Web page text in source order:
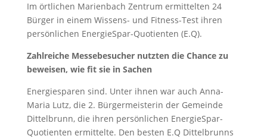
Im örtlichen Marienbach Zentrum ermittelten 24
Bürger in einem Wissens- und Fitness-Test ihren
persönlichen EnergieSpar-Quotienten (E.Q).
Zahlreiche Messebesucher nutzten die Chance zu
beweisen, wie fit sie in Sachen
Energiesparen sind. Unter ihnen war auch Anna-
Maria Lutz, die 2. Bürgermeisterin der Gemeinde
Dittelbrunn, die ihren persönlichen EnergieSpar-
Quotienten ermittelte. Den besten E.Q Dittelbrunns